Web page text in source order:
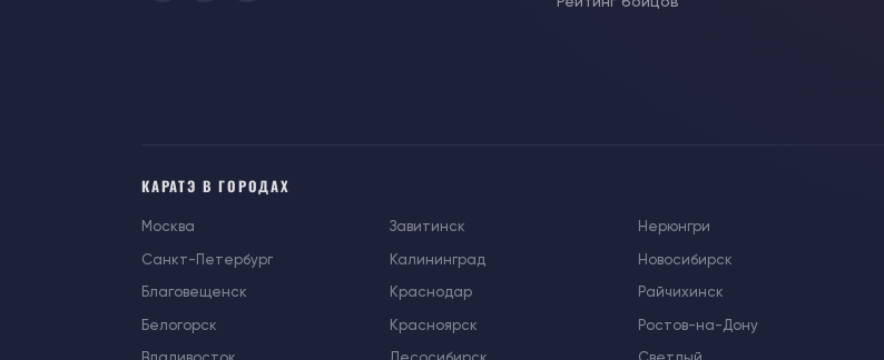
КАРАТЭ В ГОРОДАХ
Москва
Санкт-Петербург
Благовещенск
Белогорск
Завитинск
Калининград
Краснодар
Красноярск
Нерюнгри
Новосибирск
Райчихинск
Ростов-на-Дону